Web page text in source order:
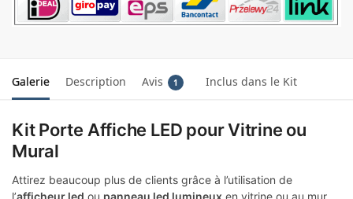
Galerie Description Avis 1 Inclus dans le Kit
Kit Porte Affiche LED pour Vitrine ou
Mural
Attirez beaucoup plus de clients grâce à l’utilisation de